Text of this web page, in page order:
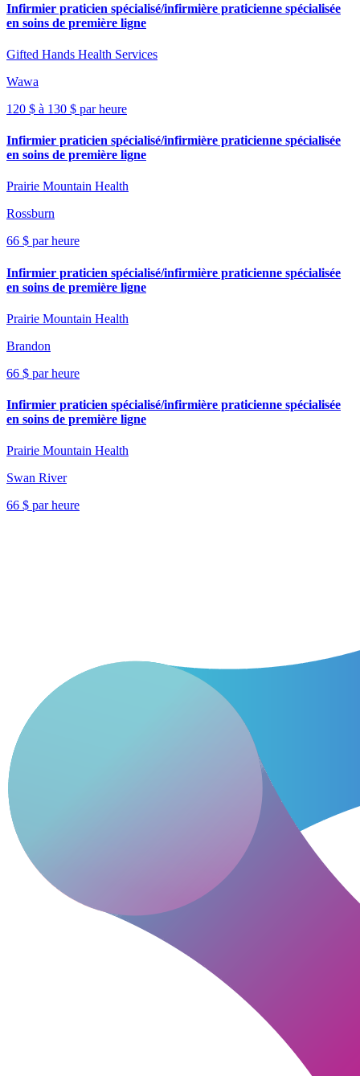
Infirmier praticien spécialisé/infirmière praticienne spécialisée
en soins de première ligne
Gifted Hands Health Services
Wawa
120 $ à 130 $ par heure
Infirmier praticien spécialisé/infirmière praticienne spécialisée
en soins de première ligne
Prairie Mountain Health
Rossburn
66 $ par heure
Infirmier praticien spécialisé/infirmière praticienne spécialisée
en soins de première ligne
Prairie Mountain Health
Brandon
66 $ par heure
Infirmier praticien spécialisé/infirmière praticienne spécialisée
en soins de première ligne
Prairie Mountain Health
Swan River
66 $ par heure